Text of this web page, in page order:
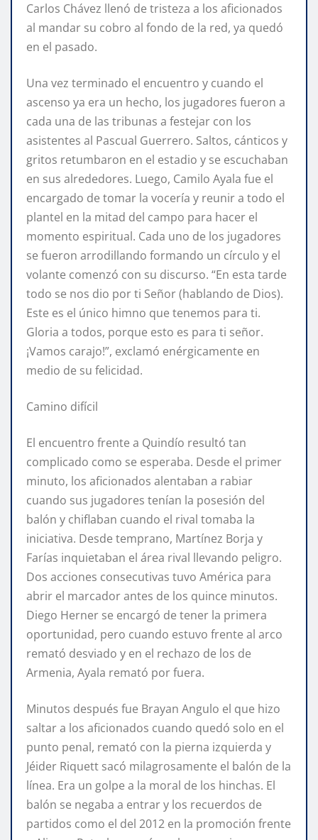
Carlos Chávez llenó de tristeza a los aficionados
al mandar su cobro al fondo de la red, ya quedó
en el pasado.
Una vez terminado el encuentro y cuando el
ascenso ya era un hecho, los jugadores fueron a
cada una de las tribunas a festejar con los
asistentes al Pascual Guerrero. Saltos, cánticos y
gritos retumbaron en el estadio y se escuchaban
en sus alrededores. Luego, Camilo Ayala fue el
encargado de tomar la vocería y reunir a todo el
plantel en la mitad del campo para hacer el
momento espiritual. Cada uno de los jugadores
se fueron arrodillando formando un círculo y el
volante comenzó con su discurso. “En esta tarde
todo se nos dio por ti Señor (hablando de Dios).
Este es el único himno que tenemos para ti.
Gloria a todos, porque esto es para ti señor.
¡Vamos carajo!”, exclamó enérgicamente en
medio de su felicidad.
Camino difícil
El encuentro frente a Quindío resultó tan
complicado como se esperaba. Desde el primer
minuto, los aficionados alentaban a rabiar
cuando sus jugadores tenían la posesión del
balón y chiflaban cuando el rival tomaba la
iniciativa. Desde temprano, Martínez Borja y
Farías inquietaban el área rival llevando peligro.
Dos acciones consecutivas tuvo América para
abrir el marcador antes de los quince minutos.
Diego Herner se encargó de tener la primera
oportunidad, pero cuando estuvo frente al arco
remató desviado y en el rechazo de los de
Armenia, Ayala remató por fuera.
Minutos después fue Brayan Angulo el que hizo
saltar a los aficionados cuando quedó solo en el
punto penal, remató con la pierna izquierda y
Jéider Riquett sacó milagrosamente el balón de la
línea. Era un golpe a la moral de los hinchas. El
balón se negaba a entrar y los recuerdos de
partidos como el del 2012 en la promoción frente